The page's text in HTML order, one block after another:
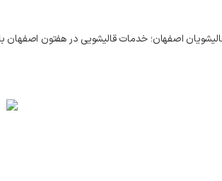
اصفهان؛ خدمات قالیشویی در هفتون